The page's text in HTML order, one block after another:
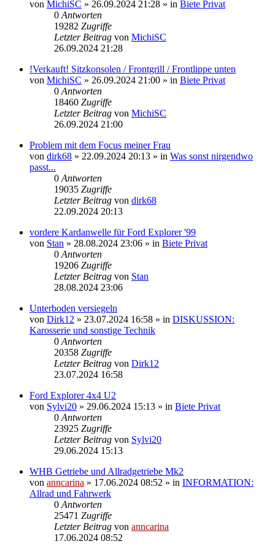
von MichiSC » 26.09.2024 21:28 » in Biete Privat
0 Antworten
19282 Zugriffe
Letzter Beitrag von MichiSC
26.09.2024 21:28
!Verkauft! Sitzkonsolen / Frontgrill / Frontlippe unten
von MichiSC » 26.09.2024 21:00 » in Biete Privat
0 Antworten
18460 Zugriffe
Letzter Beitrag von MichiSC
26.09.2024 21:00
Problem mit dem Focus meiner Frau
von dirk68 » 22.09.2024 20:13 » in Was sonst nirgendwo
passt...
0 Antworten
19035 Zugriffe
Letzter Beitrag von dirk68
22.09.2024 20:13
vordere Kardanwelle für Ford Explorer '99
von Stan » 28.08.2024 23:06 » in Biete Privat
0 Antworten
19206 Zugriffe
Letzter Beitrag von Stan
28.08.2024 23:06
Unterboden versiegeln
von Dirk12 » 23.07.2024 16:58 » in DISKUSSION:
Karosserie und sonstige Technik
0 Antworten
20358 Zugriffe
Letzter Beitrag von Dirk12
23.07.2024 16:58
Ford Explorer 4x4 U2
von Sylvi20 » 29.06.2024 15:13 » in Biete Privat
0 Antworten
23925 Zugriffe
Letzter Beitrag von Sylvi20
29.06.2024 15:13
WHB Getriebe und Allradgetriebe Mk2
von anncarina » 17.06.2024 08:52 » in INFORMATION:
Allrad und Fahrwerk
0 Antworten
25471 Zugriffe
Letzter Beitrag von anncarina
17.06.2024 08:52